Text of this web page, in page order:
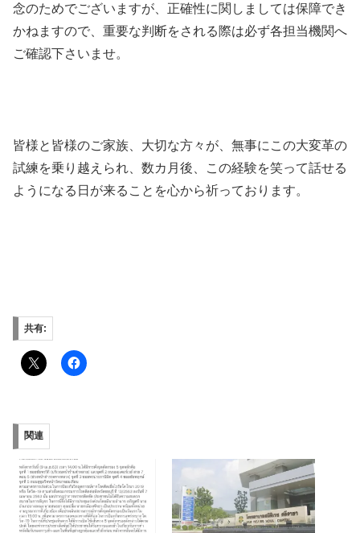
念のためでございますが、正確性に関しましては保障でき
かねますので、重要な判断をされる際は必ず各担当機関へ
ご確認下さいませ。
皆様と皆様のご家族、大切な方々が、無事にこの大変革の
試練を乗り越えられ、数カ月後、この経験を笑って話せる
ようになる日が来ることを心から祈っております。
共有:
関連